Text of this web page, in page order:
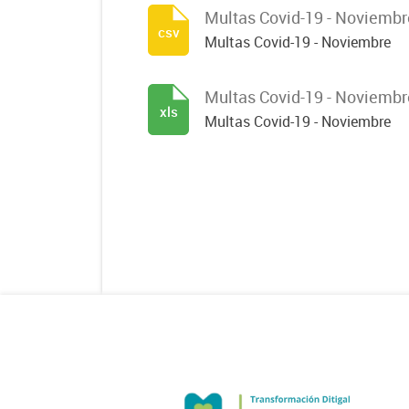
Multas Covid-19 -
Multas Covid-19 - Noviembre
csv
Multas Covid-19 -
Multas Covid-19 - Noviembre
xls